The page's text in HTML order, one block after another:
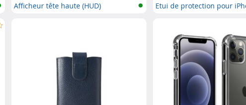
Afficheur tête haute (HUD) Etui de protection pour